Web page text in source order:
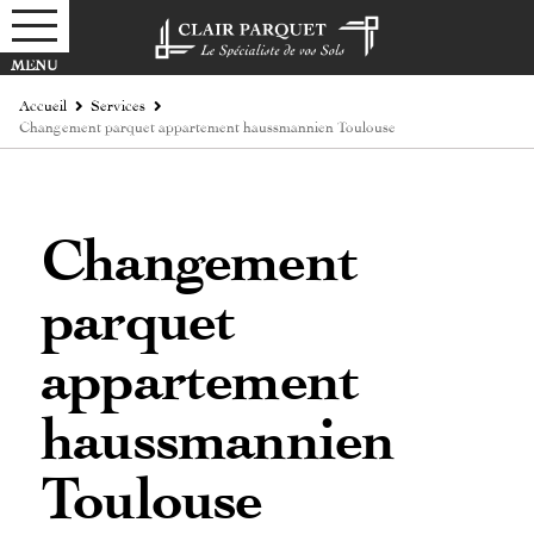
Accueil Services
Changement parquet appartement haussmannien Toulouse
Changement
parquet
appartement
haussmannien
Toulouse